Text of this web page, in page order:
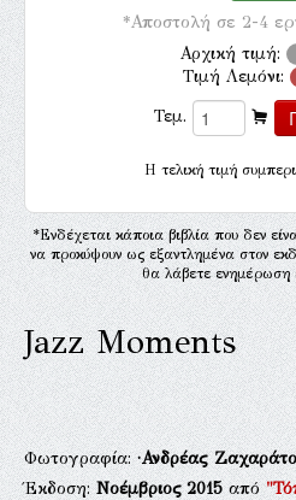
*Αποστολή σε 2-4
Αρχική τιμή:
Τιμή Λεμόνι:
Τεμ.
H τελική τιμή
*Ενδέχεται κάποια βιβλία που δεν
να προκύψουν ως εξαντλημένα στον
θα λάβετε ενημέρωση
Jazz Moments
Φωτογραφία:·Ανδρέας
Έκδοση:Νοέμβριος 2015από